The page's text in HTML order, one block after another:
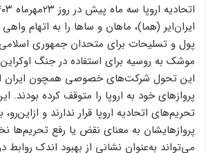
ایران‌ایر (هما)، ماهان و ساها را به اتهام
پول و تسلیحات برای متحدان جمهوری اسلامی
موشک به روسیه برای استفاده در جنگ
این تحول شرکت‌های خصوصی همچون ایران
پروازهای خود به اروپا را متوقف کرده
تحریم‌های اتحادیه اروپا قرار ندارند و
پروازهایشان به معنای نقض یا رفع تحریم‌ها
می‌تواند به‌عنوان نشانی از بهبود اندک روابط